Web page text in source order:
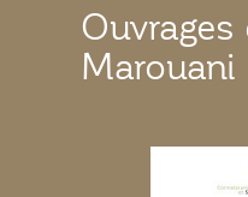
Marouani